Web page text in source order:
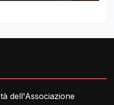
dell'Associazione